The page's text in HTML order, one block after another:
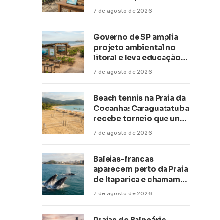
transformar negócios
7 de agosto de 2026
Governo de SP amplia
projeto ambiental no
litoral e leva educação
climática a escolas de 16
7 de agosto de 2026
Beach tennis na Praia da
Cocanha: Caraguatatuba
recebe torneio que une
esporte, lazer e mar
7 de agosto de 2026
Baleias-francas
aparecem perto da Praia
de Itaparica e chamam
atenção no litoral do
7 de agosto de 2026